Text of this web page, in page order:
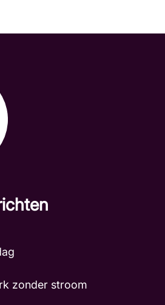
zonder stroom